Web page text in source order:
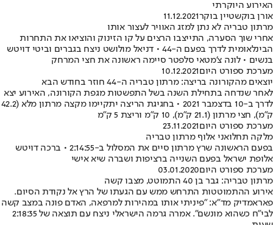
האירוע היוקרתי
אורן בוקשטיין בוקר11.12.2021
מרתון טבריה לא נתן למזג האוויר לעצור אותו
אחרי שוך הסערה, התייצבו הרצים על קו הזינוק והוציאו את התחרות
הבינלאומית לדרך בפעם ה-44 • דניאל מולושט ניצח בגברים וביטי דויטש
בנשים • לונה צ'מטאי סלפטר סיימה ראשונה את חצי המרחק
מערכת ספורט היום10.12.2021
יוצאים מהקורונה בריצה: מרתון טבריה ה-44 חוזר בחודש הבא
לאחר שנדחה בתחילת השנה בשל התפשטות מגפת הקורונה, האירוע יצא
לדרך ב-10 בדצמבר 2021 • בחגיגת הריצה יתקיימו מקצה מרתון מלא (42.2
ק"מ), חצי מרתון (21.1 ק"מ), 10 ק"מ וריצת 5 ק"מ
מערכת ספורט היום23.11.2021
מלקה תחלואני אלוף מרתון טבריה
בפעם הראשונה שרץ מרתון סיים את המסלול ב-2:14:55 • ברכה דויטש
אלופת ישראל בפעם השנייה ברציפות ושברה שיא אישי
מערכת ספורט היום03.01.2020
מרתון טבריה: גבר בן 40 התמוטט, מצבו קשה
אירוע ההתמוטטות התרחש ממש עם הגעתו של הרץ אל נקודת הסיום.
פאראמדיק מד"א: "פיניתי אותו במהירות למרפאה, האדם פונה במצב קשה
לבי"ח כשהוא מונשם". אמרה גרמה הישראלי ניצח עם תוצאה של 2:18:35